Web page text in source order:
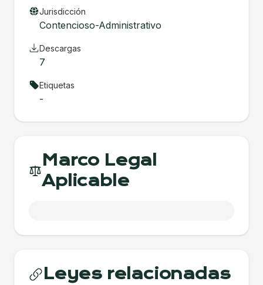
Jurisdicción
Contencioso-Administrativo
Descargas
7
Etiquetas
-
Marco Legal
Aplicable
Leyes relacionadas